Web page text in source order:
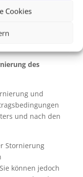
Cookies
Verletzung
haften wir
des
und
und nach den
Stornierung
können jedoch